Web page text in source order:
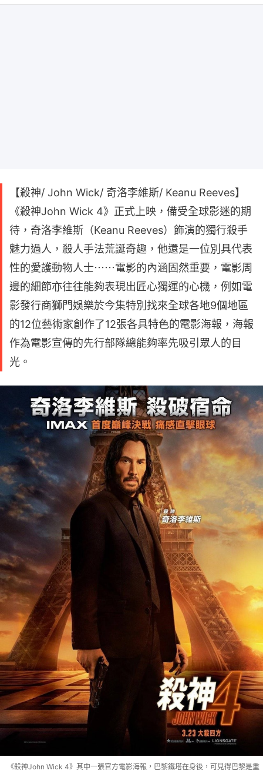
【殺神/ John Wick/ 奇洛李維斯/ Keanu Reeves】
《殺神John Wick 4》正式上映，備受全球影迷的期
待，奇洛李維斯（Keanu Reeves）飾演的獨行殺手
魅力過人，殺人手法荒誕奇趣，他還是一位別具代表
性的愛護動物人士⋯⋯電影的內涵固然重要，電影周
邊的細節亦往往能夠表現出匠心獨運的心機，例如電
影發行商獅門娛樂於今集特別找來全球各地9個地區
的12位藝術家創作了12張各具特色的電影海報，海報
作為電影宣傳的先行部隊總能夠率先吸引眾人的目
光。
《殺神John Wick 4》其中一張官方電影海報，巴黎鐵塔在身後，可見得巴黎是重